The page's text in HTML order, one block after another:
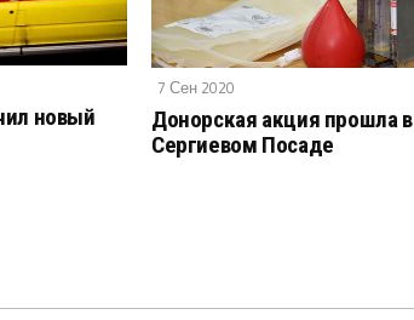
новый
7 Сен 2020
Донорская акция прошла в
Сергиевом Посаде